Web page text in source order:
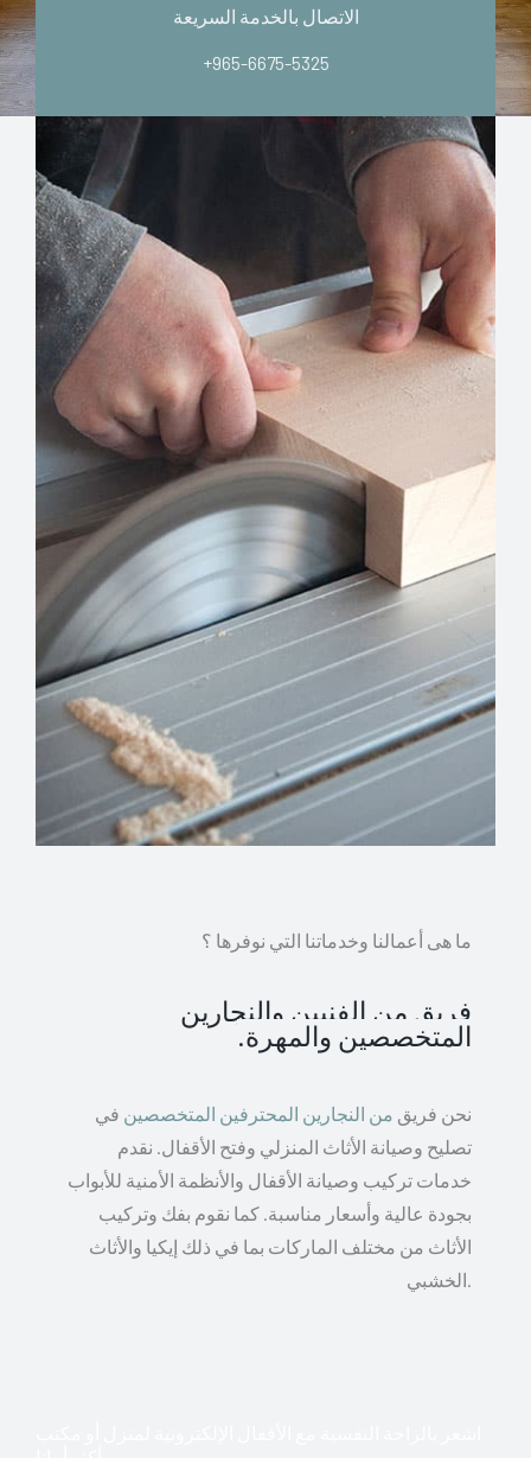
الاتصال بالخدمة السريعة
+965-6675-5325
ما هى أعمالنا وخدماتنا التي نوفرها ؟
فريق من الفنيين والنجارين
المتخصصين والمهرة.
نحن فريق من النجارين المحترفين المتخصصين في
تصليح وصيانة الأثاث المنزلي وفتح الأقفال. نقدم
خدمات تركيب وصيانة الأقفال والأنظمة الأمنية للأبواب
بجودة عالية وأسعار مناسبة. كما نقوم بفك وتركيب
الأثاث من مختلف الماركات بما في ذلك إيكيا والأثاث
الخشبي.